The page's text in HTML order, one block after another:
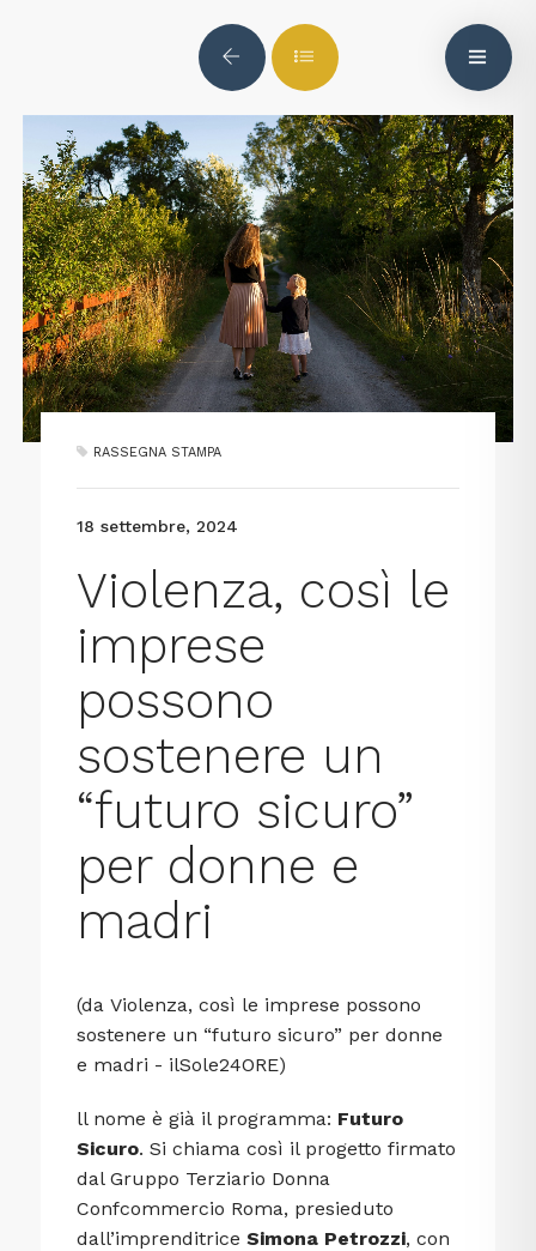
RASSEGNA STAMPA
18 settembre, 2024
Violenza, così le
imprese
possono
sostenere un
“futuro sicuro”
per donne e
madri
(daViolenza, così le imprese possono
sostenere un “futuro sicuro” per donne
e madri - ilSole24ORE)
ll nome è già il programma: Futuro
Sicuro. Si chiama così il progetto firmato
dal Gruppo Terziario Donna
Confcommercio Roma, presieduto
dall’imprenditriceSimona Petrozzi, con